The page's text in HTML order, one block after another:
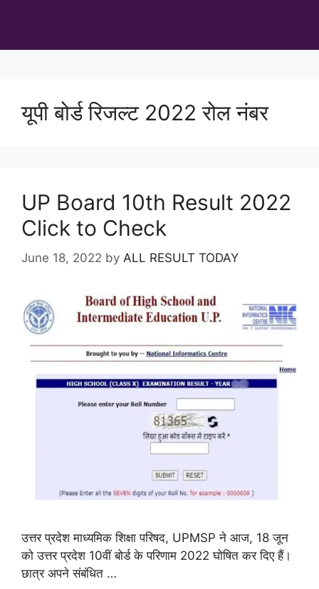
यूपी बोर्ड रिजल्ट 2022 रोल नंबर
UP Board 10th Result 2022
Click to Check
June 18, 2022 by ALL RESULT TODAY
उत्तर प्रदेश माध्यमिक शिक्षा परिषद, UPMSP ने आज, 18 जून
को उत्तर प्रदेश 10वीं बोर्ड के परिणाम 2022 घोषित कर दिए हैं।
छात्र अपने संबंधित …